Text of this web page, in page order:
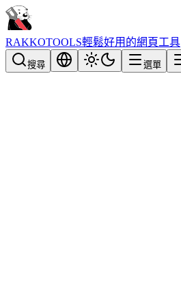
RAKKOTOOLS輕鬆好用的網頁工具
搜尋 選單